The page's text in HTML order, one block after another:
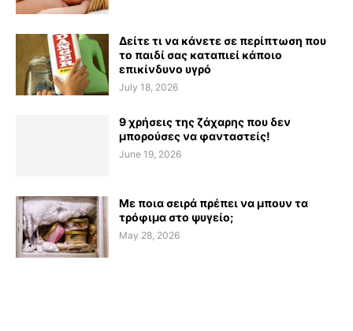
Δείτε τι να κάνετε σε περίπτωση που
το παιδί σας καταπιεί κάποιο
επικίνδυνο υγρό
July 18, 2026
9 χρήσεις της ζάχαρης που δεν
μπορούσες να φανταστείς!
June 19, 2026
Με ποια σειρά πρέπει να μπουν τα
τρόφιμα στο ψυγείο;
May 28, 2026